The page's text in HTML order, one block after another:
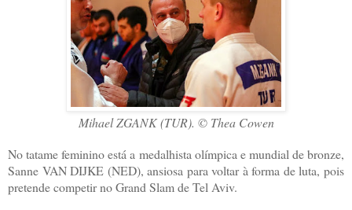
Mihael ZGANK (TUR). © Thea Cowen
No tatame feminino está a medalhista olímpica e mundial de bronze,
Sanne VAN DIJKE (NED), ansiosa para voltar à forma de luta, pois
pretende competir no Grand Slam de Tel Aviv.